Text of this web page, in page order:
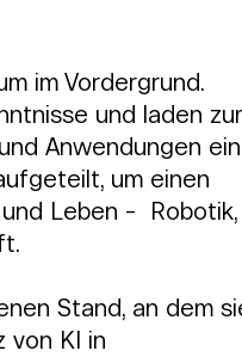
im Vordergrund.
und laden
Anwendungen
um einen
Leben -
Stand, an dem
von KI in